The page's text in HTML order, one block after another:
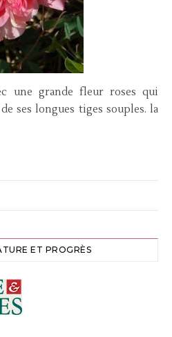
une grande fleur roses qui
ses longues tiges souples. la
ET PROGRÈS